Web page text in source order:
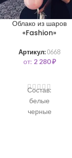
Облако из шаров
«Fashion»
Артикул: 0668
от: 2 280₽
Состав:
белые
черные